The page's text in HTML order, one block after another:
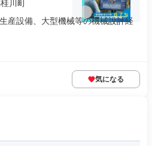
川町
産設備、大型機械等の機械設計経
気になる